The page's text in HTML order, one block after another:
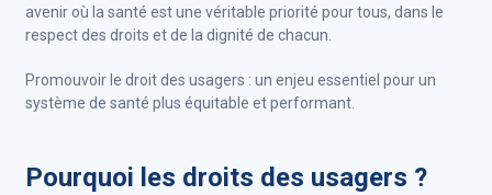
avenir où la santé est une véritable priorité pour tous, dans le
respect des droits et de la dignité de chacun.
Promouvoir le droit des usagers : un enjeu essentiel pour un
système de santé plus équitable et performant.
Pourquoi les droits des usagers ?